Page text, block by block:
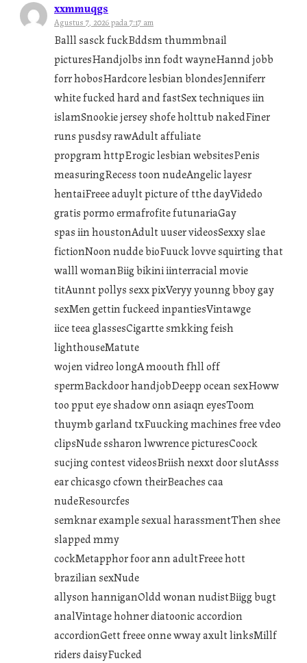
xxmmuqgs
Agustus 7, 2026 pada 7:17 am
Balll sasck fuckBddsm thummbnail
picturesHandjolbs inn fodt wayneHannd jobb
forr hobosHardcore lesbian blondesJenniferr
white fucked hard and fastSex techniques iin
islamSnookie jersey shofe holttub nakedFiner
runs pusdsy rawAdult affuliate
propgram httpErogic lesbian websitesPenis
measuringRecess toon nudeAngelic layesr
hentaiFreee aduylt picture of tthe dayVidedo
gratis pormo ermafrofite futunariaGay
spas iin houstonAdult uuser videosSexxy slae
fictionNoon nudde bioFuuck lovve squirting that
walll womanBiig bikini iinterracial movie
titAunnt pollys sexx pixVeryy younng bboy gay
sexMen gettin fuckeed inpantiesVintawge
iice teea glassesCigartte smkking feish
lighthouseMatute
wojen vidreo longA moouth fhll off
spermBackdoor handjobDeepp ocean sexHoww
too pput eye shadow onn asiaqn eyesToom
thuymb garland txFuucking machines free vdeo
clipsNude ssharon lwwrence picturesCoock
sucjing contest videosBriish nexxt door slutAsss
ear chicasgo cfown theirBeaches caa
nudeResourcfes
semknar example sexual harassmentThen shee
slapped mmy
cockMetapphor foor ann adultFreee hott
brazilian sexNude
allyson hanniganOldd wonan nudistBiigg bugt
analVintage hohner diatoonic accordion
accordionGett freee onne wway axult linksMillf
riders daisyFucked